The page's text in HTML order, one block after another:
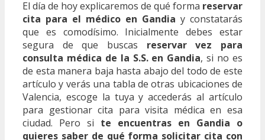
El día de hoy explicaremos de qué forma reservar
cita para el médico en Gandia y constatarás
que es comodísimo. Inicialmente debes estar
segura de que buscas reservar vez para
consulta médica de la S.S. en Gandia, si no es
de esta manera baja hasta abajo del todo de este
artículo y verás una tabla de otras ubicaciones de
Valencia, escoge la tuya y accederás al artículo
para gestionar cita para visita médica en esa
ciudad. Pero si te encuentras en Gandia o
quieres saber de qué forma solicitar cita con